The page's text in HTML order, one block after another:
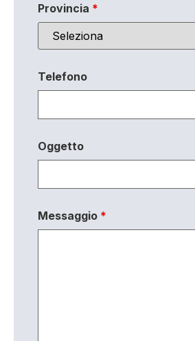
Provincia *
Telefono
Oggetto
Messaggio *